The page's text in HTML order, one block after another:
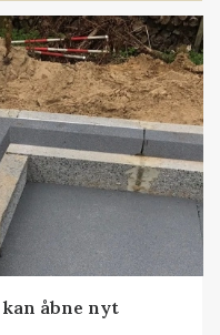
åbne nyt